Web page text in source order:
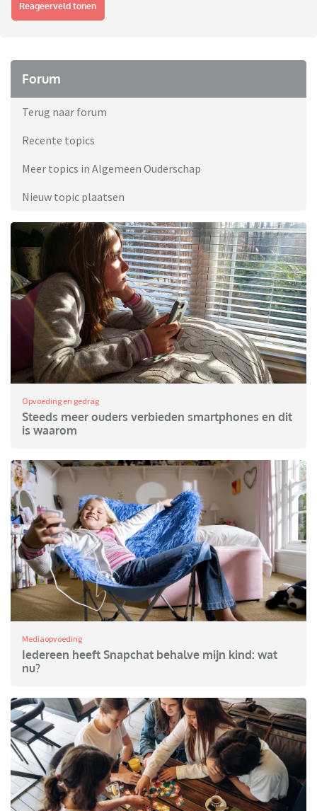
Reageerveld tonen
Forum
Terug naar forum
Recente topics
Meer topics in Algemeen Ouderschap
Nieuw topic plaatsen
Opvoeding en gedrag
Steeds meer ouders verbieden smartphones en dit
is waarom
Mediaopvoeding
Iedereen heeft Snapchat behalve mijn kind: wat
nu?